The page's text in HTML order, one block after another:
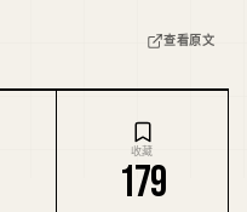
查看原文
收藏
179